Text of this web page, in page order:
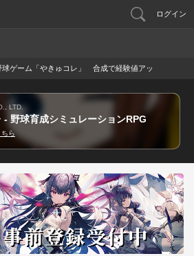
ログイン
球ゲーム「やきゅコレ」 合成で経験値アッ
LTD.
- 野球育成シミュレーションRPG
ちら